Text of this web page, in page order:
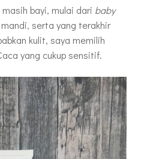
bayi, mulai dari baby
serta yang terakhir
kulit, saya memilih
yang cukup sensitif.